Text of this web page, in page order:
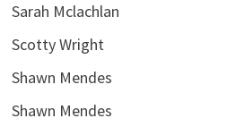
Sarah Mclachlan
Scotty Wright
Shawn Mendes
Shawn Mendes